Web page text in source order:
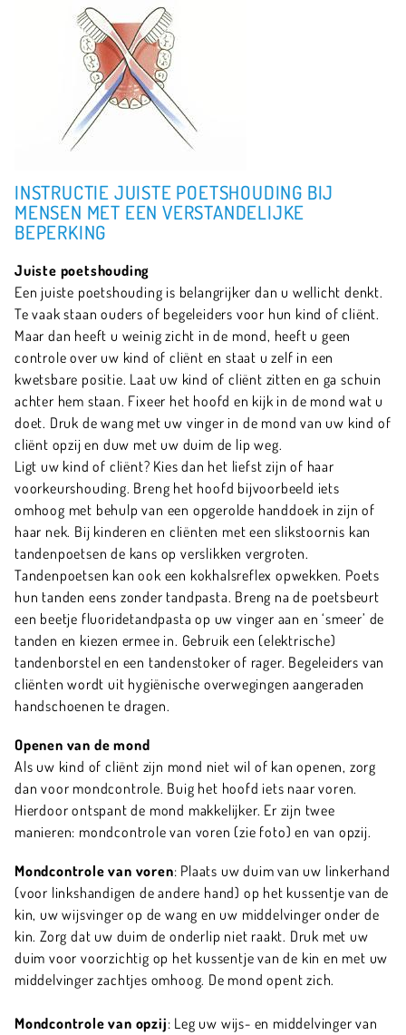
INSTRUCTIE JUISTE POETSHOUDING BIJ
MENSEN MET EEN VERSTANDELIJKE
BEPERKING
Juiste poetshouding
Een juiste poetshouding is belangrijker dan u wellicht denkt.
Te vaak staan ouders of begeleiders voor hun kind of cliënt.
Maar dan heeft u weinig zicht in de mond, heeft u geen
controle over uw kind of cliënt en staat u zelf in een
kwetsbare positie. Laat uw kind of cliënt zitten en ga schuin
achter hem staan. Fixeer het hoofd en kijk in de mond wat u
doet. Druk de wang met uw vinger in de mond van uw kind of
cliënt opzij en duw met uw duim de lip weg.
Ligt uw kind of cliënt? Kies dan het liefst zijn of haar
voorkeurshouding. Breng het hoofd bijvoorbeeld iets
omhoog met behulp van een opgerolde handdoek in zijn of
haar nek. Bij kinderen en cliënten met een slikstoornis kan
tandenpoetsen de kans op verslikken vergroten.
Tandenpoetsen kan ook een kokhalsreflex opwekken. Poets
hun tanden eens zonder tandpasta. Breng na de poetsbeurt
een beetje fluoridetandpasta op uw vinger aan en ‘smeer’ de
tanden en kiezen ermee in. Gebruik een (elektrische)
tandenborstel en een tandenstoker of rager. Begeleiders van
cliënten wordt uit hygiënische overwegingen aangeraden
handschoenen te dragen.
Openen van de mond
Als uw kind of cliënt zijn mond niet wil of kan openen, zorg
dan voor mondcontrole. Buig het hoofd iets naar voren.
Hierdoor ontspant de mond makkelijker. Er zijn twee
manieren: mondcontrole van voren (zie foto) en van opzij.
Mondcontrole van voren: Plaats uw duim van uw linkerhand
(voor linkshandigen de andere hand) op het kussentje van de
kin, uw wijsvinger op de wang en uw middelvinger onder de
kin. Zorg dat uw duim de onderlip niet raakt. Druk met uw
duim voor voorzichtig op het kussentje van de kin en met uw
middelvinger zachtjes omhoog. De mond opent zich.
Mondcontrole van opzij: Leg uw wijs- en middelvinger van